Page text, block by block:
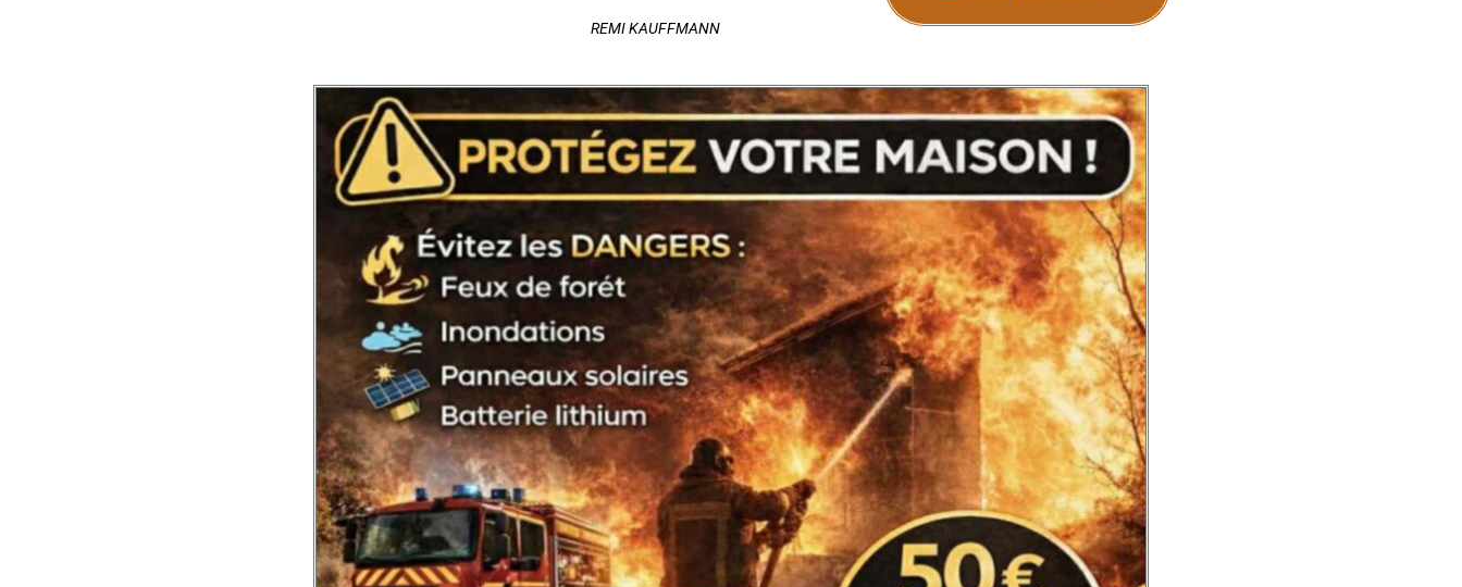
REMI KAUFFMANN